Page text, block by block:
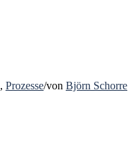
, Prozesse/von Björn Schorre